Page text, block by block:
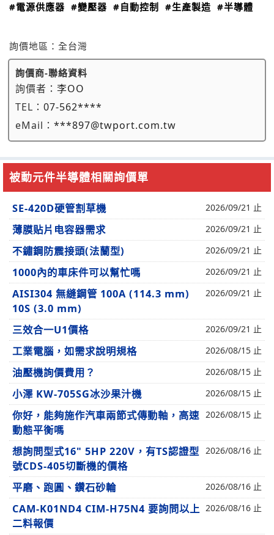
#電源供應器 #變壓器 #自動控制 #生產製造 #半導體
詢價地區： 全台灣
詢價商-聯絡資料
詢價者： 李OO
TEL： 07-562****
eMail： ***897@twport.com.tw
被動元件半導體相關詢價單
SE-420D硬管割草機 2026/09/21 止
薄膜贴片电容器需求 2026/09/21 止
不鏽鋼防震接頭(法蘭型) 2026/09/21 止
1000內的車床件可以幫忙嗎 2026/09/21 止
AISI304 無縫鋼管 100A (114.3 mm)
10S (3.0 mm)
2026/09/21 止
三效合一U1價格 2026/09/21 止
工業電腦，如需求說明規格 2026/08/15 止
油壓機詢價費用？ 2026/08/15 止
小澤 KW-705SG冰沙果汁機 2026/08/15 止
你好，能夠施作汽車兩節式傳動軸，高速
動態平衡嗎
2026/08/15 止
想詢問型式16" 5HP 220V，有TS認證型
號CDS-405切斷機的價格
2026/08/16 止
平磨、跑圓、鑽石砂輪 2026/08/16 止
CAM-K01ND4 CIM-H75N4 要詢問以上
二料報價
2026/08/16 止